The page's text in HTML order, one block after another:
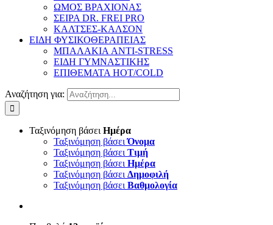
ΩΜΟΣ ΒΡΑΧΙΟΝΑΣ
ΣΕΙΡΑ DR. FREI PRO
ΚΑΛΤΣΕΣ-ΚΑΛΣΟΝ
ΕΙΔΗ ΦΥΣΙΚΟΘΕΡΑΠΕΙΑΣ
ΜΠΑΛΑΚΙΑ ANTI-STRESS
ΕΙΔΗ ΓΥΜΝΑΣΤΙΚΗΣ
ΕΠΙΘΕΜΑΤΑ HOT/COLD
Αναζήτηση για:
Ταξινόμηση βάσει Ημέρα
Ταξινόμηση βάσειΌνομα
Ταξινόμηση βάσει Τιμή
Ταξινόμηση βάσει Ημέρα
Ταξινόμηση βάσει Δημοφιλή
Ταξινόμηση βάσει Βαθμολογία